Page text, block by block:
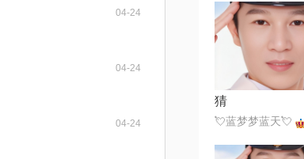
04-24
04-24
04-24
猜
💘蓝梦梦蓝天💘